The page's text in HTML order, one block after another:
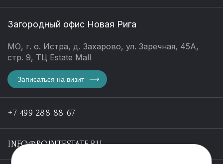
Загородный офис Новая Рига
МО, г. о. Истра, д. Захарово, ул. Заречная, 45А,
стр. 9, ТЦ Estate Mall
Записаться на визит
+7 499 288 88 67
INFO@POINTESTATE.RU